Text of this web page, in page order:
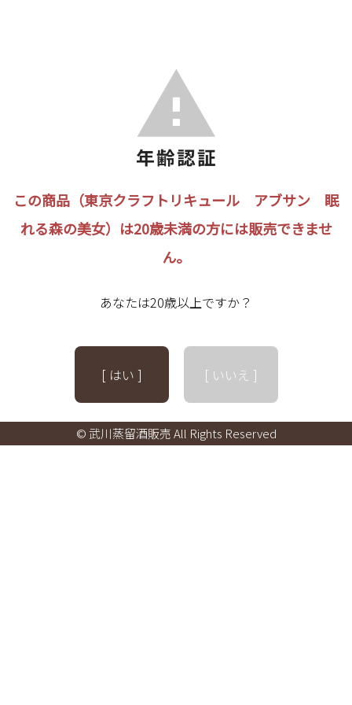
この商品（東京クラフトリキュール アブサン 眠
れる森の美女）は20歳未満の方には販売できませ
ん。
あなたは20歳以上ですか？
[ はい ] [ いいえ ]
© 武川蒸留酒販売 All Rights Reserved